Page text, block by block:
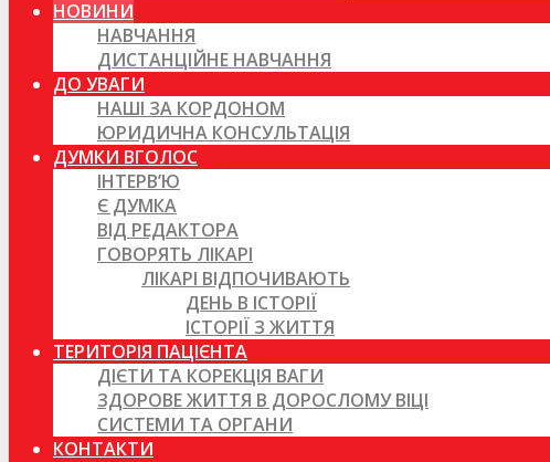
НОВИНИ
НАВЧАННЯ
ДИСТАНЦІЙНЕ НАВЧАННЯ
ДО УВАГИ
НАШІ ЗА КОРДОНОМ
ЮРИДИЧНА КОНСУЛЬТАЦІЯ
ДУМКИ ВГОЛОС
ІНТЕРВ’Ю
Є ДУМКА
ВІД РЕДАКТОРА
ГОВОРЯТЬ ЛІКАРІ
ЛІКАРІ ВІДПОЧИВАЮТЬ
ДЕНЬ В ІСТОРІЇ
ІСТОРІЇ З ЖИТТЯ
ТЕРИТОРІЯ ПАЦІЄНТА
ДІЄТИ ТА КОРЕКЦІЯ ВАГИ
ЗДОРОВЕ ЖИТТЯ В ДОРОСЛОМУ ВІЦІ
СИСТЕМИ ТА ОРГАНИ
КОНТАКТИ